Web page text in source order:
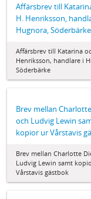
Affärsbrev till
H. Henriksson,
Hugnora, Söderbärke
Affärsbrev till Katarina
Henriksson, handlare i
Söderbärke
Brev mellan
och Ludvig Lewin
kopior ur Vårstavis
Brev mellan Charlotte
Ludvig Lewin samt
Vårstavis gästbok